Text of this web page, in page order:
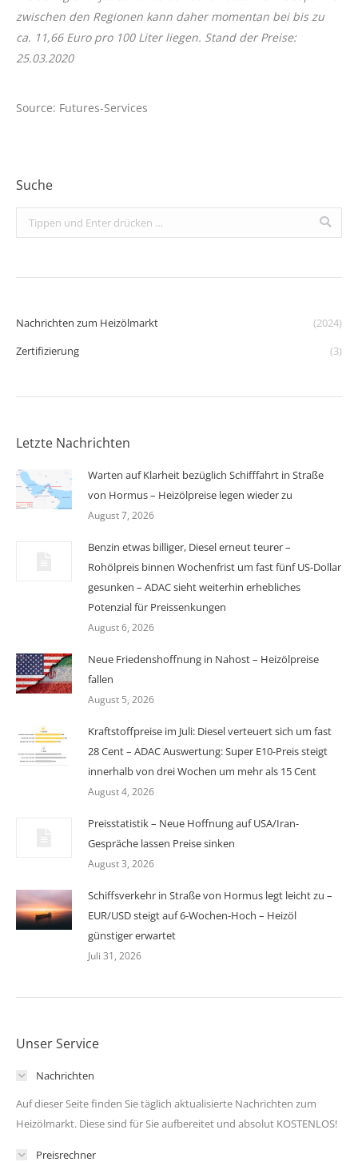
zwischen den Regionen kann daher momentan bei bis zu
ca. 11,66 Euro pro 100 Liter liegen. Stand der Preise:
25.03.2020
Source: Futures-Services
Suche
Search:
Nachrichten zum Heizölmarkt
(2024)
Zertifizierung
(3)
Letzte Nachrichten
Warten auf Klarheit bezüglich Schifffahrt in Straße
von Hormus – Heizölpreise legen wieder zu
August 7, 2026
Benzin etwas billiger, Diesel erneut teurer –
Rohölpreis binnen Wochenfrist um fast fünf US-Dollar
gesunken – ADAC sieht weiterhin erhebliches
Potenzial für Preissenkungen
August 6, 2026
Neue Friedenshoffnung in Nahost – Heizölpreise
fallen
August 5, 2026
Kraftstoffpreise im Juli: Diesel verteuert sich um fast
28 Cent – ADAC Auswertung: Super E10-Preis steigt
innerhalb von drei Wochen um mehr als 15 Cent
August 4, 2026
Preisstatistik – Neue Hoffnung auf USA/Iran-
Gespräche lassen Preise sinken
August 3, 2026
Schiffsverkehr in Straße von Hormus legt leicht zu –
EUR/USD steigt auf 6-Wochen-Hoch – Heizöl
günstiger erwartet
Juli 31, 2026
Unser Service
Nachrichten
Auf dieser Seite finden Sie täglich aktualisierte Nachrichten zum
Heizölmarkt. Diese sind für Sie aufbereitet und absolut KOSTENLOS!
Preisrechner